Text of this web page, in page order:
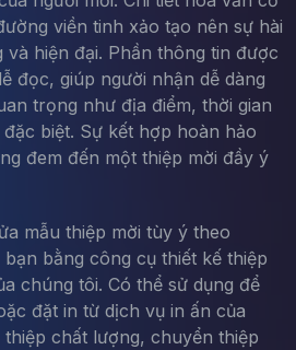
viền tinh xảo tạo nên sự hài
hiện đại. Phần thông tin được
đọc, giúp người nhận dễ dàng
trọng như địa điểm, thời gian
biệt. Sự kết hợp hoàn hảo
đem đến một thiệp mời đầy ý
mẫu thiệp mời tùy ý theo
bằng công cụ thiết kế thiệp
chúng tôi. Có thể sử dụng để
đặt in từ dịch vụ in ấn của
chất lượng, chuyển thiệp